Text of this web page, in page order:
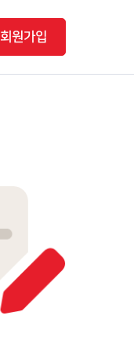
회원가입